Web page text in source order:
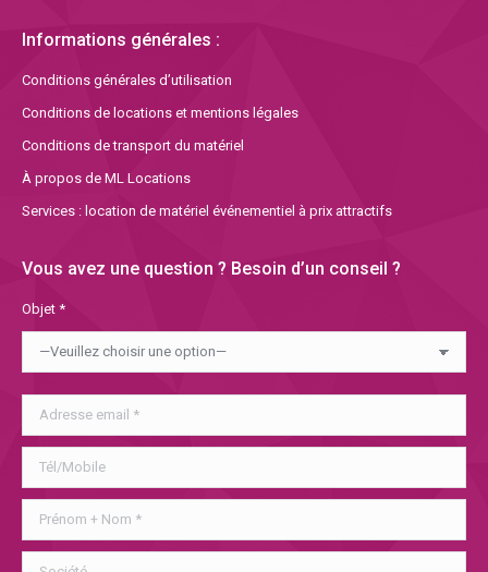
Informations générales :
Conditions générales d’utilisation
Conditions de locations et mentions légales
Conditions de transport du matériel
À propos de ML Locations
Services : location de matériel événementiel à prix attractifs
Vous avez une question ? Besoin d’un conseil ?
Objet *